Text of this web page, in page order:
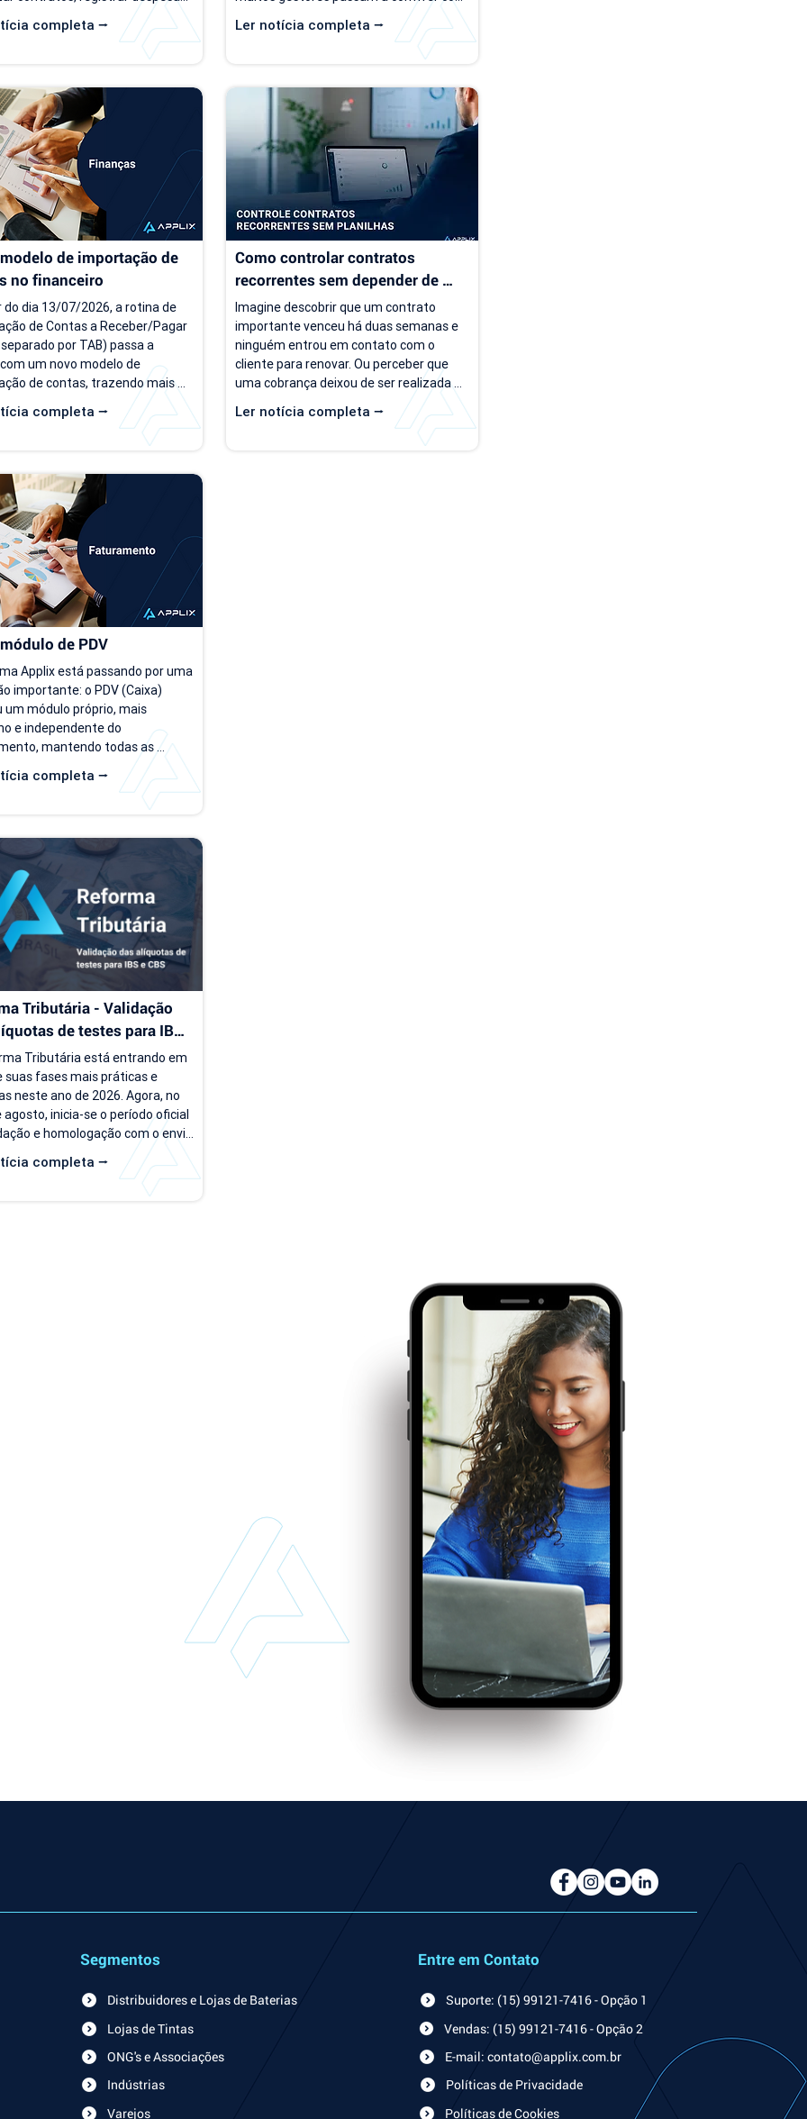
o faturamento. O
é que a empresa evolui, mas o
de gestão muitas vezes
de clientes, novos contratos,
recorrentes e processos
mais complexos, aquilo que
simples passa a consumir
retrabalho e...
completa ⭢
de importação de
no financeiro
do dia 13/07/2026, a rotina de
de Contas a Receber/Pagar
por TAB) passa a
um novo modelo de
de contas, trazendo mais
para o processo de
Além da ampliação das
que podem ser importadas,
para operações com rateio e
revisadas para auxiliar no
dos arquivos. Como
o novo modelo de importação
O novo template estará...
completa ⭢
um cenário de incerteza. Existe carteira
de clientes, há contratos ativos e novos
negócios acontecendo, mas responder
empresa deve faturar no próximo mês?",
torna-se cada vez mais difícil. Essa falta
de previsibilidade financeira afeta
decisões importantes, como
investimentos,...
Ler notícia completa ⭢
Como controlar contratos
recorrentes sem depender de
planilhas
Imagine descobrir que um contrato
importante venceu há duas semanas e
ninguém entrou em contato com o
cliente para renovar. Ou perceber que
uma cobrança deixou de ser realizada
porque a informação estava em uma
planilha que ninguém atualizou. Essas
situações são mais comuns do que
Ler notícia completa ⭢
de PDV
Applix está passando por uma
importante: o PDV (Caixa)
um módulo próprio, mais
e independente do
mantendo todas as
que você já utiliza no dia a dia. A
15/07/26, as duas versões
ao mesmo tempo,
com a nova interface no
O que muda? Local de acesso
PDV funciona dentro do módulo
na aba "Caixa PDV". Na
o PDV passa a ser...
completa ⭢
Tributária - Validação
de testes para IBS
Tributária está entrando em
suas fases mais práticas e
neste ano de 2026. Agora, no
agosto, inicia-se o período oficial
e homologação com o envio
de teste do IBS e da CBS
empresas do regime normal. A
está preparada? Assista o
completa ⭢
Segmentos
Distribuidores e Lojas de Baterias
Lojas de Tintas
ONG's e Associações
Indústrias
Varejos
Entre em Contato
Suporte: (15) 99121-7416 - Opção 1
Vendas: (15) 99121-7416 - Opção 2
E-mail: contato@applix.com.br
Políticas de Privacidade
Políticas de Cookies